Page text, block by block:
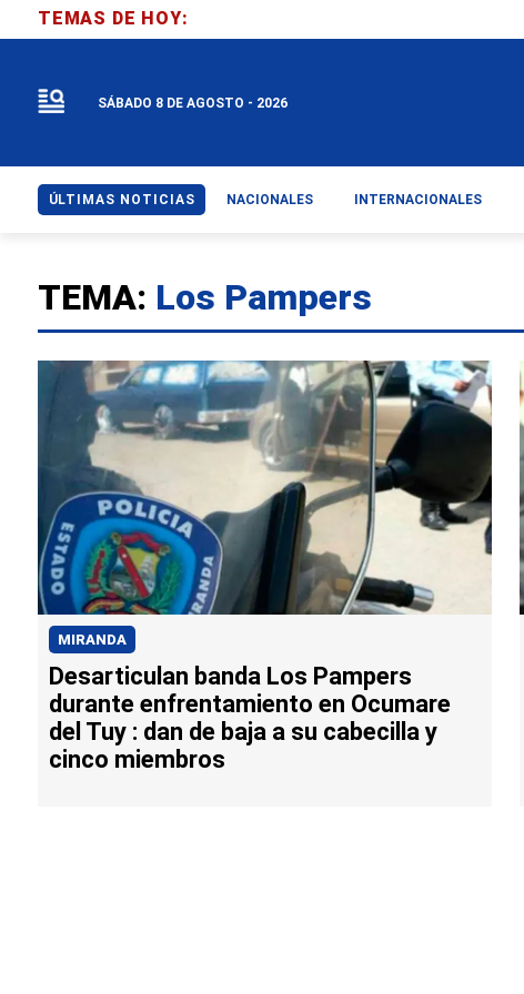
TEMA: Los Pampers
MIRANDA
Desarticulan banda Los Pampers
durante enfrentamiento en Ocumare
del Tuy : dan de baja a su cabecilla y
cinco miembros
TEMAS DE HOY:
SÁBADO 8 DE AGOSTO - 2026
ÚLTIMAS NOTICIAS NACIONALES INTERNACIONALES